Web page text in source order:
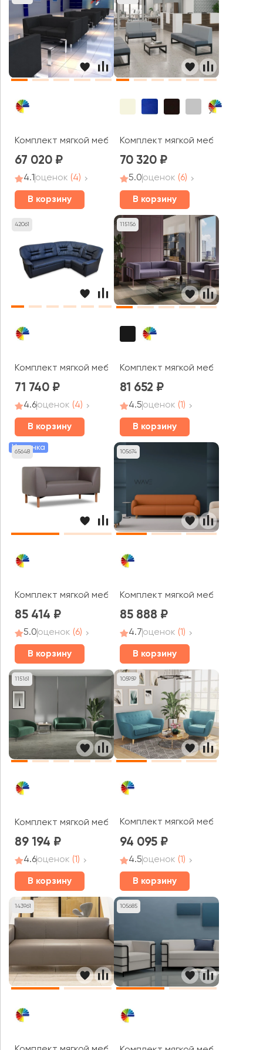
Комплект мягкой мебели Омега-люкс
67 020
4.1оценок (4)
В корзину
Комплект мягкой мебели
70 320
5.0оценок (6)
В корзину
42061
Комплект мягкой мебели Премьер
71 740
4.6оценок (4)
В корзину
115156
Комплект мягкой мебели Флекс
81 652
4.5оценок (1)
В корзину
65648
Новинка
Комплект мягкой мебели Дали / Dali
85 414
5.0оценок (6)
В корзину
105674
Комплект мягкой мебели Вэйв /
85 888
4.7оценок (1)
В корзину
115161
Комплект мягкой мебели Белт / Belt
89 194
4.6оценок (1)
В корзину
105959
Комплект мягкой мебели М28
94 095
4.5оценок (1)
В корзину
143961 105685